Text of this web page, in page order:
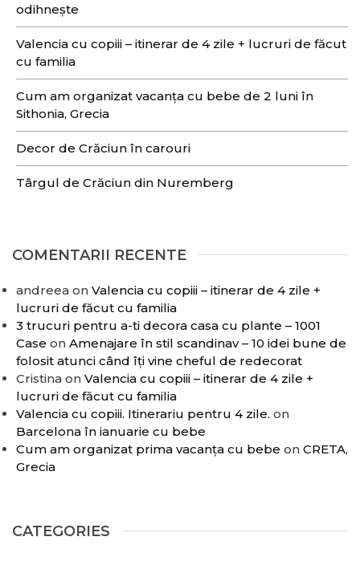
odihnește
Valencia cu copiii – itinerar de 4 zile + lucruri de făcut
cu familia
Cum am organizat vacanța cu bebe de 2 luni în
Sithonia, Grecia
Decor de Crăciun în carouri
Târgul de Crăciun din Nuremberg
COMENTARII RECENTE
andreea on Valencia cu copiii – itinerar de 4 zile +
lucruri de făcut cu familia
3 trucuri pentru a-ti decora casa cu plante – 1001
Case on Amenajare în stil scandinav – 10 idei bune de
folosit atunci când îți vine cheful de redecorat
Cristina on Valencia cu copiii – itinerar de 4 zile +
lucruri de făcut cu familia
Valencia cu copiii. Itinerariu pentru 4 zile. on
Barcelona în ianuarie cu bebe
Cum am organizat prima vacanța cu bebe on CRETA,
Grecia
CATEGORIES